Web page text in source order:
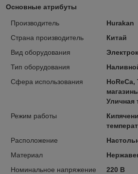
Основные атрибуты
Производитель
Hurakan
Страна производитель
Китай
Вид оборудования
Тип оборудования
Сфера использования
Уличная
Режим работы
Расположение
Материал
Номинальное напряжение
220 В